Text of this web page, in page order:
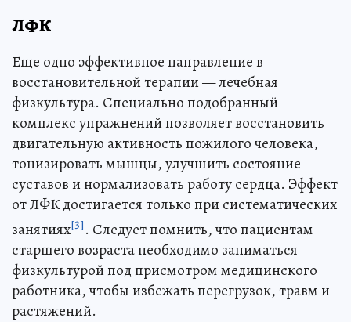
ЛФК
Еще одно эффективное направление в
восстановительной терапии — лечебная
физкультура. Специально подобранный
комплекс упражнений позволяет восстановить
двигательную активность пожилого человека,
тонизировать мышцы, улучшить состояние
суставов и нормализовать работу сердца. Эффект
от ЛФК достигается только при систематических
занятиях[3]. Следует помнить, что пациентам
старшего возраста необходимо заниматься
физкультурой под присмотром медицинского
работника, чтобы избежать перегрузок, травм и
растяжений.